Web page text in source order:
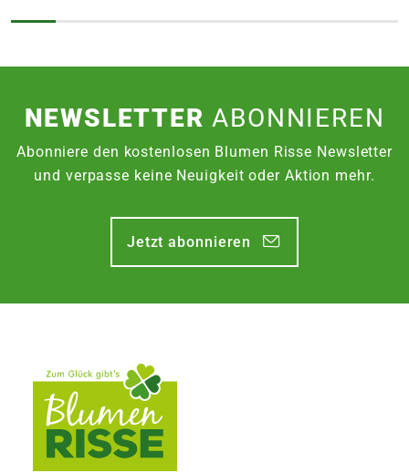
NEWSLETTERABONNIEREN
Abonniere den kostenlosen Blumen Risse Newsletter
und verpasse keine Neuigkeit oder Aktion mehr.
Jetzt abonnieren